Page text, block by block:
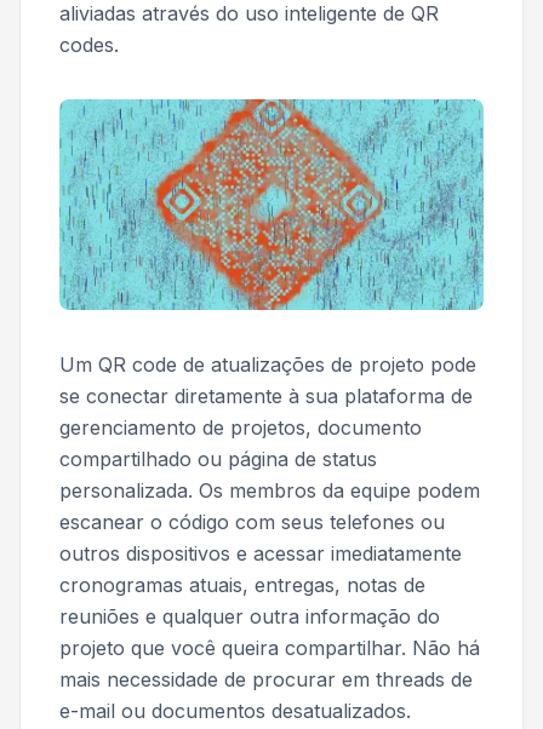
aliviadas através do uso inteligente de QR
codes.
Um QR code de atualizações de projeto pode
se conectar diretamente à sua plataforma de
gerenciamento de projetos, documento
compartilhado ou página de status
personalizada. Os membros da equipe podem
escanear o código com seus telefones ou
outros dispositivos e acessar imediatamente
cronogramas atuais, entregas, notas de
reuniões e qualquer outra informação do
projeto que você queira compartilhar. Não há
mais necessidade de procurar em threads de
e-mail ou documentos desatualizados.